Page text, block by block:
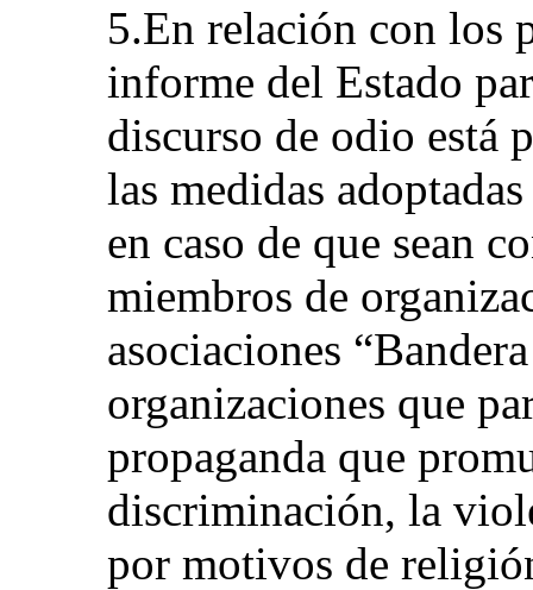
5.En relación con los
informe del Estado
discurso de odio está
las medidas
en caso de que sean
miembros de
asociaciones
organizaciones que
propaganda que
discriminación, la
por motivos de